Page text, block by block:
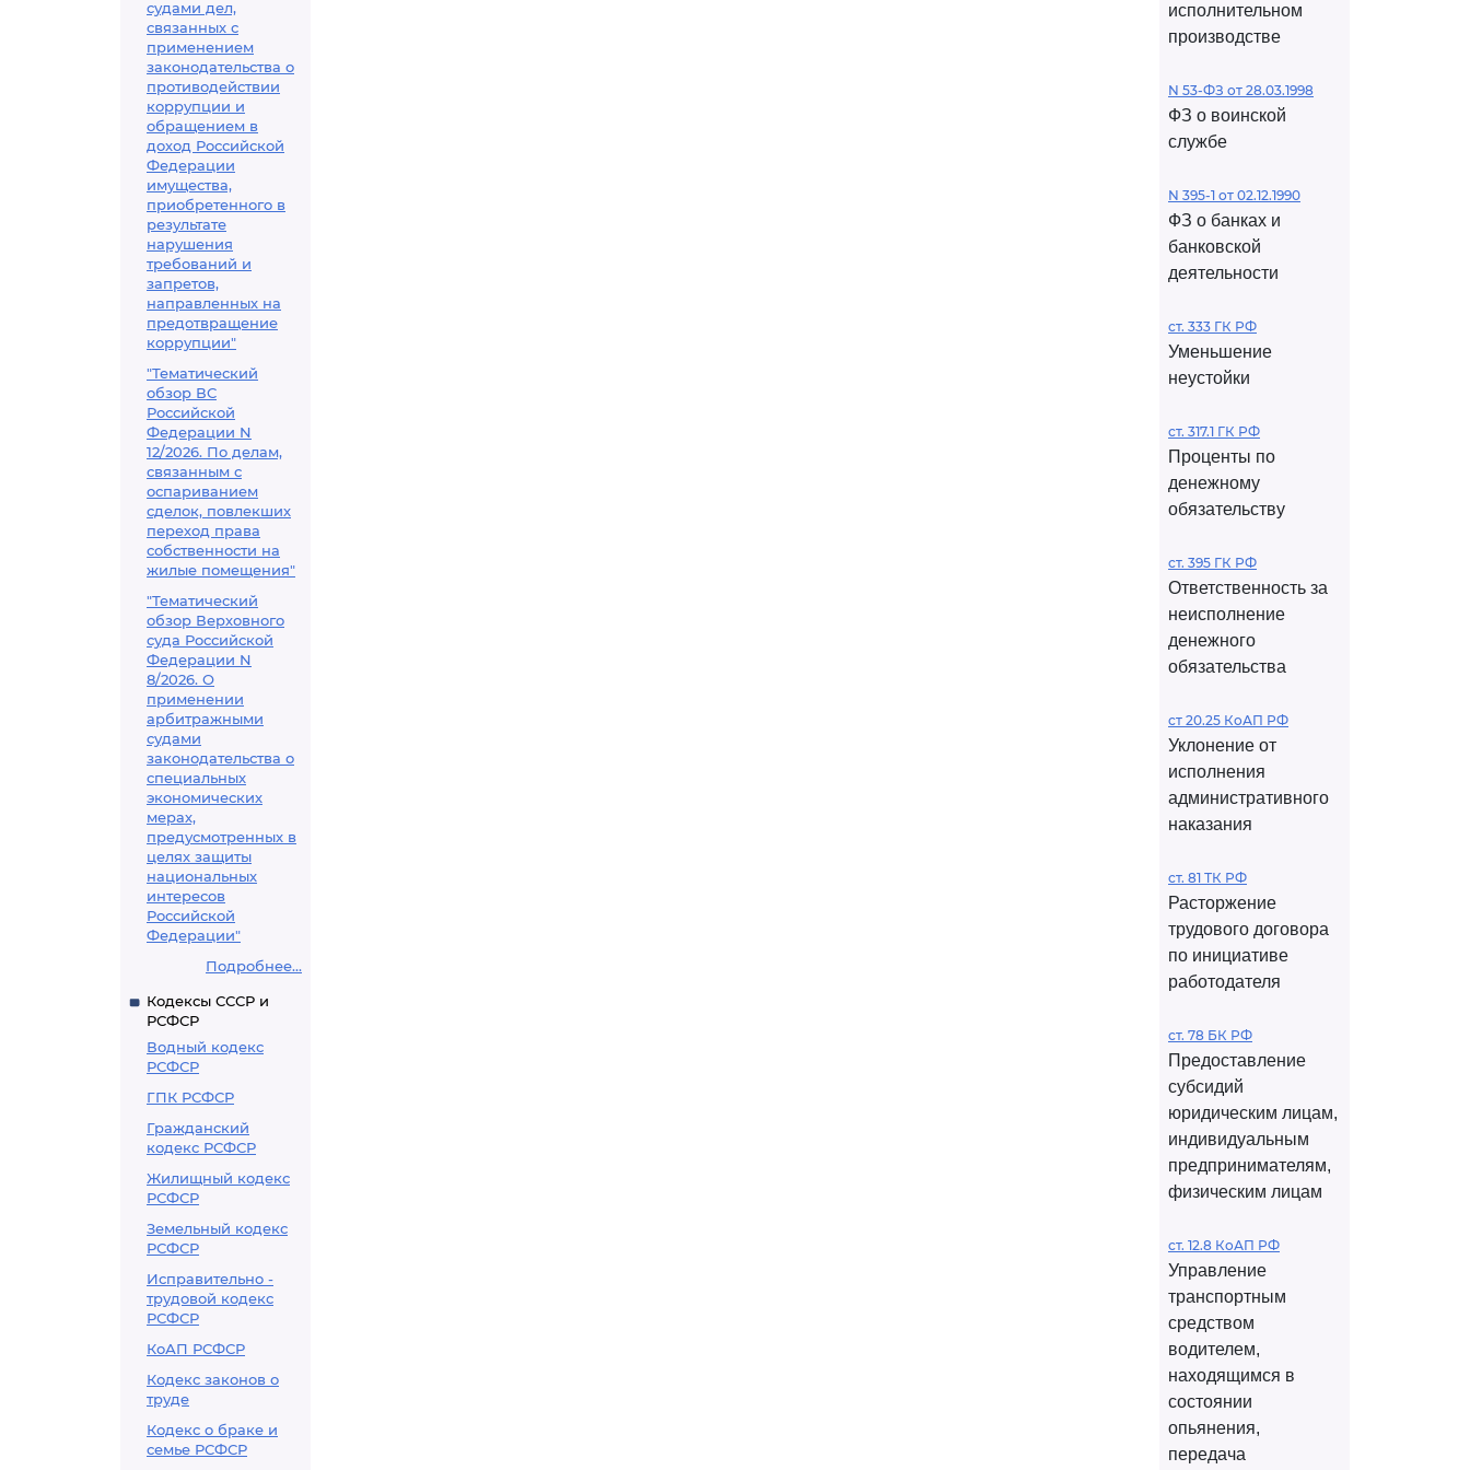
судами дел,
связанных с
применением
законодательства о
противодействии
коррупции и
обращением в
доход Российской
Федерации
имущества,
приобретенного в
результате
нарушения
требований и
запретов,
направленных на
предотвращение
коррупции"
"Тематический
обзор ВС
Российской
Федерации N
12/2026. По делам,
связанным с
оспариванием
сделок, повлекших
переход права
собственности на
жилые помещения"
"Тематический
обзор Верховного
суда Российской
Федерации N
8/2026. О
применении
арбитражными
судами
законодательства о
специальных
экономических
мерах,
предусмотренных в
целях защиты
национальных
интересов
Российской
Федерации"
Подробнее...
Кодексы СССР и
РСФСР
Водный кодекс
РСФСР
ГПК РСФСР
Гражданский
кодекс РСФСР
Жилищный кодекс
РСФСР
Земельный кодекс
РСФСР
Исправительно -
трудовой кодекс
РСФСР
КоАП РСФСР
Кодекс законов о
труде
Кодекс о браке и
семье РСФСР
исполнительном
производстве
N 53-ФЗ от 28.03.1998
ФЗ о воинской
службе
N 395-1 от 02.12.1990
ФЗ о банках и
банковской
деятельности
ст. 333 ГК РФ
Уменьшение
неустойки
ст. 317.1 ГК РФ
Проценты по
денежному
обязательству
ст. 395 ГК РФ
Ответственность за
неисполнение
денежного
обязательства
ст 20.25 КоАП РФ
Уклонение от
исполнения
административного
наказания
ст. 81 ТК РФ
Расторжение
трудового договора
по инициативе
работодателя
ст. 78 БК РФ
Предоставление
субсидий
юридическим лицам,
индивидуальным
предпринимателям,
физическим лицам
ст. 12.8 КоАП РФ
Управление
транспортным
средством
водителем,
находящимся в
состоянии
опьянения,
передача